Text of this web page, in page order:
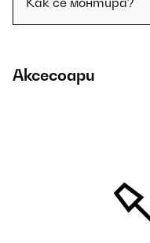
Аксесоари